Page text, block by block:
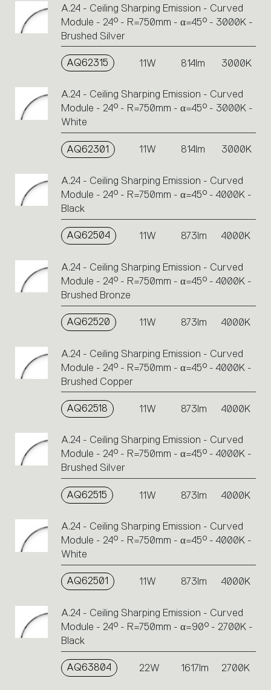
A.24 - Ceiling Sharping Emission - Curved
Module - 24° - R=750mm - α=45° - 3000K -
Brushed Silver
AQ62315 11W 814lm 3000K
A.24 - Ceiling Sharping Emission - Curved
Module - 24° - R=750mm - α=45° - 3000K -
White
AQ62301 11W 814lm 3000K
A.24 - Ceiling Sharping Emission - Curved
Module - 24° - R=750mm - α=45° - 4000K -
Black
AQ62504 11W 873lm 4000K
A.24 - Ceiling Sharping Emission - Curved
Module - 24° - R=750mm - α=45° - 4000K -
Brushed Bronze
AQ62520 11W 873lm 4000K
A.24 - Ceiling Sharping Emission - Curved
Module - 24° - R=750mm - α=45° - 4000K -
Brushed Copper
AQ62518 11W 873lm 4000K
A.24 - Ceiling Sharping Emission - Curved
Module - 24° - R=750mm - α=45° - 4000K -
Brushed Silver
AQ62515 11W 873lm 4000K
A.24 - Ceiling Sharping Emission - Curved
Module - 24° - R=750mm - α=45° - 4000K -
White
AQ62501 11W 873lm 4000K
A.24 - Ceiling Sharping Emission - Curved
Module - 24° - R=750mm - α=90° - 2700K -
Black
AQ63804 22W 1617lm 2700K